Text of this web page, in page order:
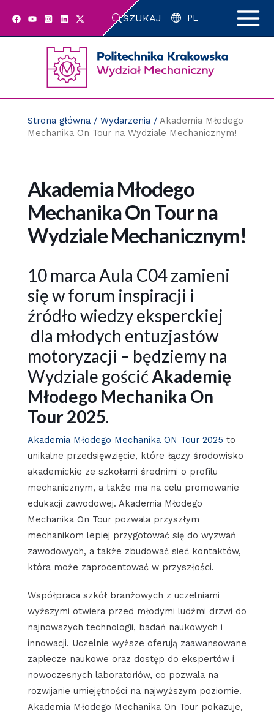
SZUKAJ PL
Strona główna/ Wydarzenia/ Akademia Młodego
Mechanika On Tour na Wydziale Mechanicznym!
Akademia Młodego
Mechanika On Tour na
Wydziale Mechanicznym!
10 marca Aula C04 zamieni
się w forum inspiracji i
źródło wiedzy eksperckiej
dla młodych entuzjastów
motoryzacji – będziemy na
Wydziale gościćAkademię
Młodego Mechanika On
Tour 2025.
Akademia Młodego Mechanika ON Tour 2025 to
unikalne przedsięwzięcie, które łączy środowisko
akademickie ze szkołami średnimi o profilu
mechanicznym, a także ma na celu promowanie
edukacji zawodowej. Akademia Młodego
Mechanika On Tour pozwala przyszłym
mechanikom lepiej przygotować się do wyzwań
zawodowych, a także zbudować sieć kontaktów,
która może zaprocentować w przyszłości.
Współpraca szkół branżowych z uczelniami
wyższymi otwiera przed młodymi ludźmi drzwi do
najnowszych technologii, badań naukowych i
innowacji. Uczelnie wyższe oferują zaawansowane
zaplecze naukowe oraz dostęp do ekspertów i
nowoczesnych laboratoriów, co pozwala na
rozwijanie umiejętności na najwyższym poziomie.
Akademia Młodego Mechanika On Tour pokazuje,